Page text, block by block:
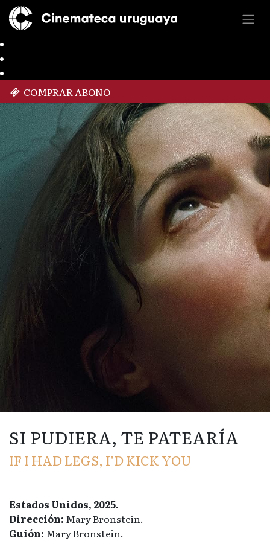
COMPRAR ABONO
SI PUDIERA, TE PATEARÍA
IF I HAD LEGS, I'D KICK YOU
Estados Unidos, 2025.
Dirección: Mary Bronstein.
Guión: Mary Bronstein.